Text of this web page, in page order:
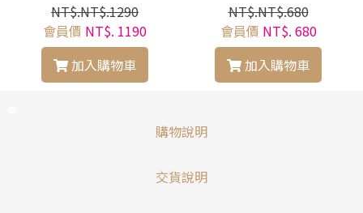
NT$.NT$.1290
會員價 NT$. 1190
加入購物車
NT$.NT$.680
會員價 NT$. 680
加入購物車
購物說明
交貨說明